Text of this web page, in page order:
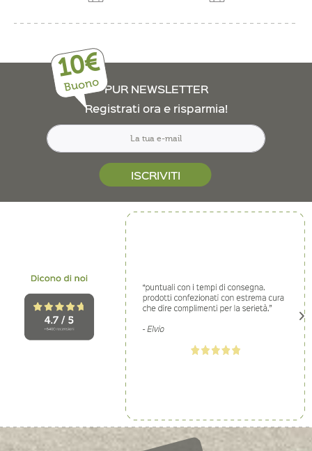
10€
Buono PUR NEWSLETTER
Registrati ora e risparmia!
ISCRIVITI